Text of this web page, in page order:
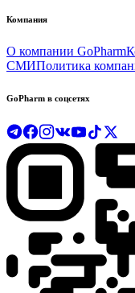
Компания
О компании GoPharm
СМИПолитика
GoPharm в соцсетях